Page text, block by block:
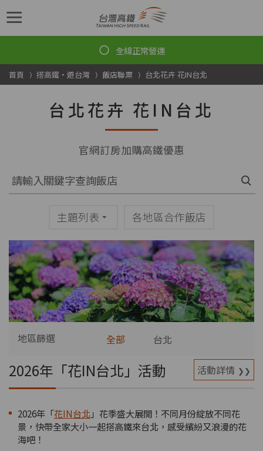
首頁 搭高鐵・遊台灣 飯店聯票 台北花卉 花IN台北
台北花卉 花IN台北
官網訂房加購高鐵優惠
主題列表 各地區合作飯店
地區篩選 全部 台北
活動詳情
2026年「花IN台北」活動
2026年「花IN台北 」花季盛大展開！不同月份綻放不同花
景，快帶全家大小一起搭高鐵來台北，感受繽紛又浪漫的花
海吧！